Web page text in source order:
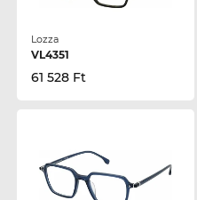
Lozza
VL4351
61 528 Ft